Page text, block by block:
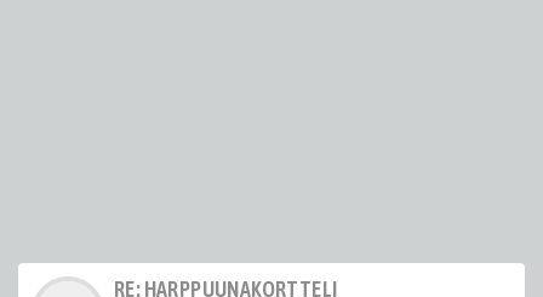
RE: HARPPUUNAKORTTELI